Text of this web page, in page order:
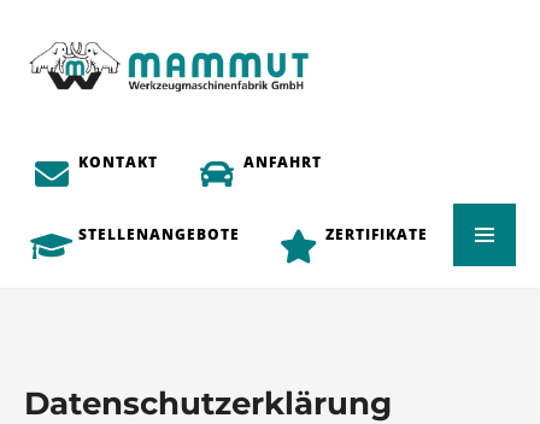
KONTAKT ANFAHRT
STELLENANGEBOTE ZERTIFIKATE
Datenschutzerklärung